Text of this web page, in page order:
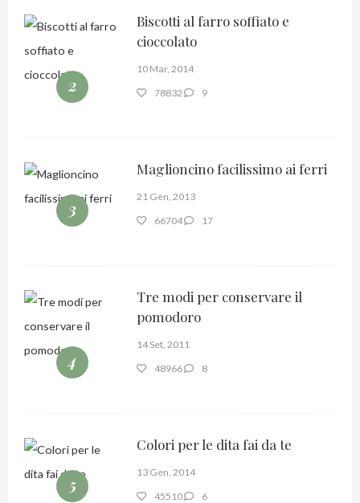
2
Biscotti al farro soffiato e
cioccolato
10 Mar, 2014
78832
9
3
Maglioncino facilissimo ai ferri
21 Gen, 2013
66704
17
4
Tre modi per conservare il
pomodoro
14 Set, 2011
48966
8
5
Colori per le dita fai da te
13 Gen, 2014
45510
6